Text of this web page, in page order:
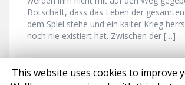
Botschaft, dass das Leben der
dem Spiel stehe und ein kalter Krieg
noch nie existiert hat. Zwischen der […]
This website uses cookies to improve